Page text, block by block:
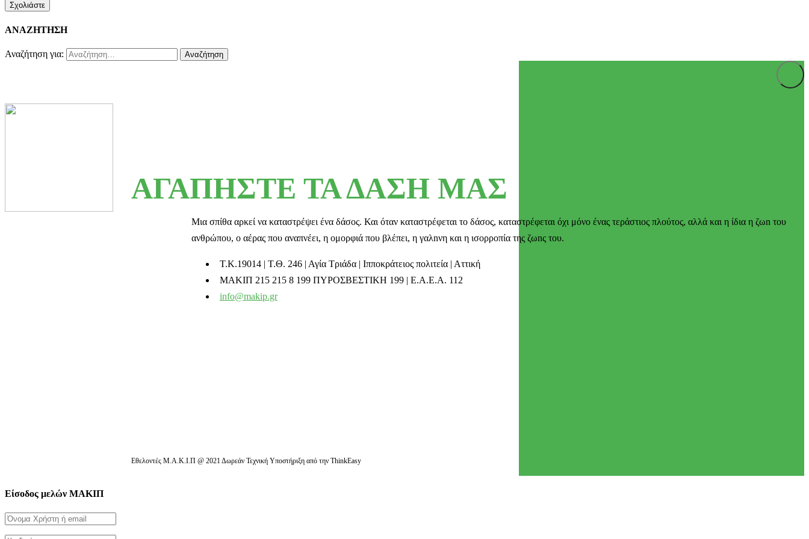
ΑΝΑΖΗΤΗΣΗ
Αναζήτηση για:
ΑΓΑΠΗΣΤΕ ΤΑ ΔΑΣΗ ΜΑΣ
Μια σπίθα αρκεί να καταστρέψει ένα δάσος. Και όταν καταστρέφεται το δάσος, καταστρέφεται όχι μόνο ένας τεράστιος πλούτος, αλλά και η ίδια η ζωn του
ανθρώπου, ο αέρας που αναπνέει, η ομορφιά που βλέπει, η γαλnνη και η ισορροπία της ζωnς του.
T.K.19014 | Τ.Θ. 246 | Αγία Τριάδα | Ιπποκράτειος πολιτεία | Αττική
ΜΑΚΙΠ 215 215 8 199 ΠΥΡΟΣΒΕΣΤΙΚΗ 199 | Ε.Α.Ε.Α. 112
info@makip.gr
Εθελοντές Μ.Α.Κ.Ι.Π @ 2021 Δωρεάν Τεχνική Υποστήριξη από την ThinkEasy
Είσοδος μελών ΜΑΚΙΠ